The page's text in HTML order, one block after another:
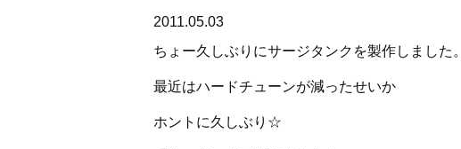
2011.05.03
ちょー久しぶりにサージタンクを製作しました。
最近はハードチューンが減ったせいか
ホントに久しぶり☆